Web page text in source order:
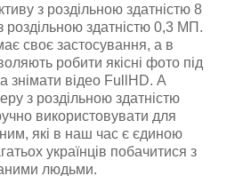
з роздільною здатністю 8
роздільною здатністю 0,3 МП.
своє застосування, а в
робити якісні фото під
знімати відео FullHD. А
з роздільною здатністю
використовувати для
які в наш час є єдиною
українців побачитися з
людьми.